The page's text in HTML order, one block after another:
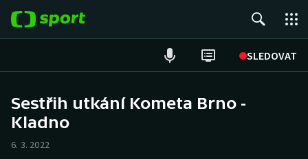
SLEDOVAT
Hokej
Sestřih utkání Kometa Brno -
Kladno
6. 3. 2022